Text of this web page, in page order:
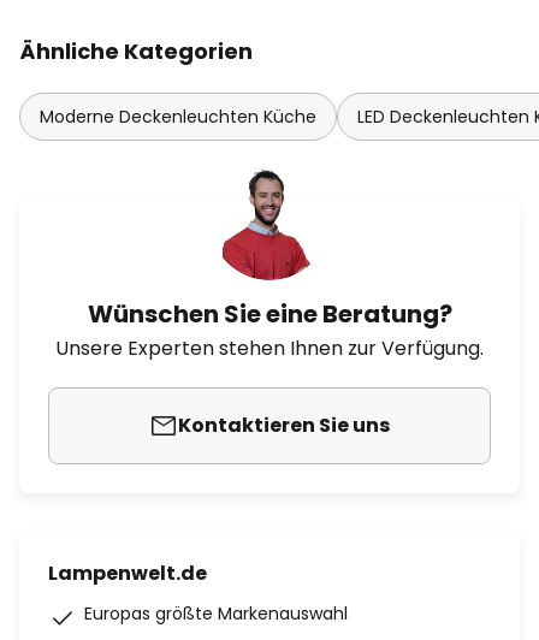
Ähnliche Kategorien
Moderne Deckenleuchten Küche LED Deckenleuchten
Wünschen Sie eine Beratung?
Unsere Experten stehen Ihnen zur Verfügung.
Kontaktieren Sie uns
Lampenwelt.de
Europas größte Markenauswahl